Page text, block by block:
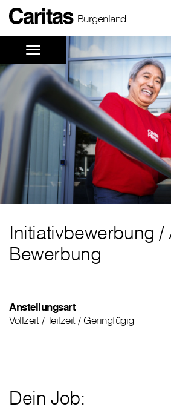
Burgenland
Initiativbewerbung/
Bewerbung
Anstellungsart
Vollzeit / Teilzeit / Geringfügig
Dein Job: